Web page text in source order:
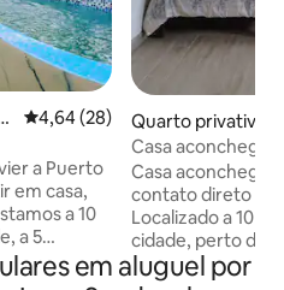
4,64 de uma avaliação média
4,64 (28)
a Puerto
em casa,
a 10
a 5
com ar-
Quarto privativo ⋅
onado
Casa
natureza
Casa
contato direto
Localizado a 10
cidade, perto de
Cozinha e sala
(equipada e
em aluguel por